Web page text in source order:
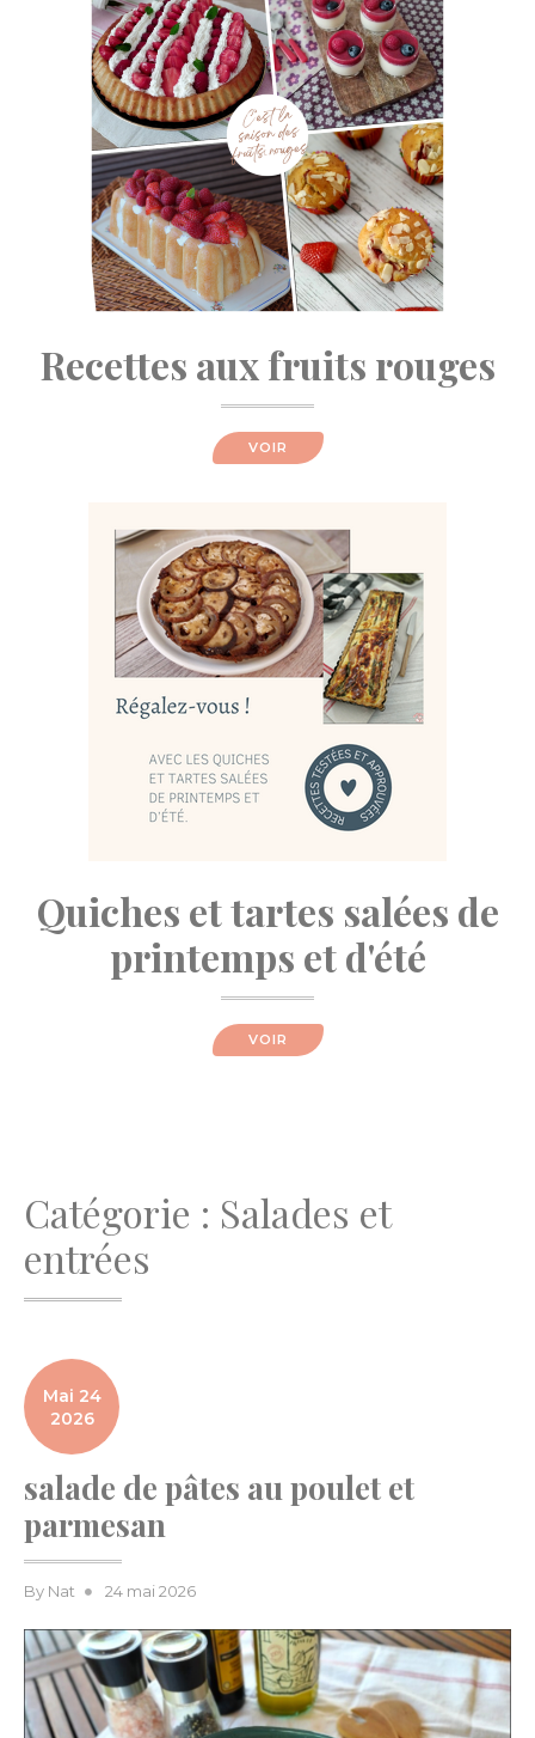
Recettes aux fruits rouges
VOIR
Quiches et tartes salées de
printemps et d'été
VOIR
Catégorie : Salades et
entrées
Mai 24
2026
salade de pâtes au poulet et
parmesan
By Nat
Posted
24 mai 2026